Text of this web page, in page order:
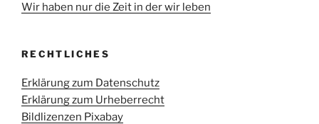
Wir haben nur die Zeit in der wir leben
RECHTLICHES
Erklärung zum Datenschutz
Erklärung zum Urheberrecht
Bildlizenzen Pixabay